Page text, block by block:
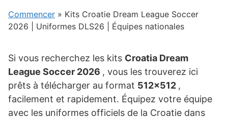
Commencer » Kits Croatie Dream League Soccer
2026 | Uniformes DLS26 | Équipes nationales
Si vous recherchez les kits Croatia Dream
League Soccer 2026 , vous les trouverez ici
prêts à télécharger au format 512×512 ,
facilement et rapidement. Équipez votre équipe
avec les uniformes officiels de la Croatie dans